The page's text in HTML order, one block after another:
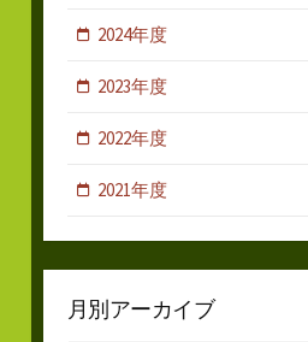
2024年度
2023年度
2022年度
2021年度
月別アーカイブ